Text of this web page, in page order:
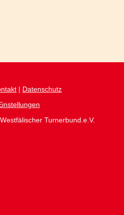
| Datenschutz
Turnerbund.e.V.